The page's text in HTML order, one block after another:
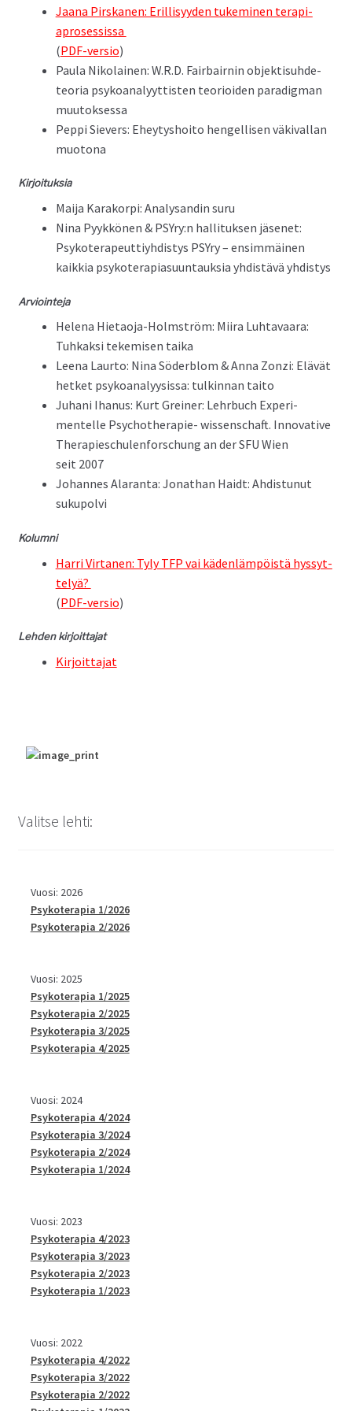
Jaana Pirska­nen: Eril­lisyy­den tukem­i­nen ter­api­
apros­es­sis­sa
(PDF-ver­sio)
Paula Niko­lainen: W.R.D. Fair­bairnin objek­tisuhde­
teo­ria psyko­ana­lyyt­tis­ten teo­ri­oiden par­a­dig­man
muutoksessa
Pep­pi Siev­ers: Ehey­tyshoito hen­gel­lisen väki­val­lan
muotona
Kir­joituk­sia
Mai­ja Karako­r­pi: Analysandin suru
Nina Pyykkö­nen & PSYry:n hal­li­tuk­sen jäsenet:
Psykoter­apeut­tiy­hdis­tys PSYry – ensim­mäi­nen
kaikkia psykoter­api­a­su­un­tauk­sia yhdis­tävä yhdistys
Arvioin­te­ja
Hele­na Hietao­ja-Holm­ström: Miira Luh­tavaara:
Tuhkak­si tekemisen taika
Leena Lau­r­to: Nina Söderblom & Anna Zonzi: Elävät
het­ket psyko­ana­ly­y­sis­sa: tulkin­nan taito
Juhani Ihanus: Kurt Grein­er: Lehrbuch Exper­i­
mentelle Psy­chother­a­pie- wis­senschaft. Inno­v­a­tive
Ther­a­pi­eschu­len­forschung an der SFU Wien
seit 2007
Johannes Alaran­ta: Jonathan Haidt: Ahdis­tunut
sukupolvi
Kolum­ni
Har­ri Vir­ta­nen: Tyly TFP vai käden­läm­pöistä hyssyt­
te­lyä?
(PDF-ver­sio)
Lehden kir­joit­ta­jat
Kir­joit­ta­jat
Valitse lehti:
Vuosi: 2026
Psykoterapia 1/2026
Psykoterapia 2/2026
Vuosi: 2025
Psykoterapia 1/2025
Psykoterapia 2/2025
Psykoterapia 3/2025
Psykoterapia 4/2025
Vuosi: 2024
Psykoterapia 4/2024
Psykoterapia 3/2024
Psykoterapia 2/2024
Psykoterapia 1/2024
Vuosi: 2023
Psykoterapia 4/2023
Psykoterapia 3/2023
Psykoterapia 2/2023
Psykoterapia 1/2023
Vuosi: 2022
Psykoterapia 4/2022
Psykoterapia 3/2022
Psykoterapia 2/2022